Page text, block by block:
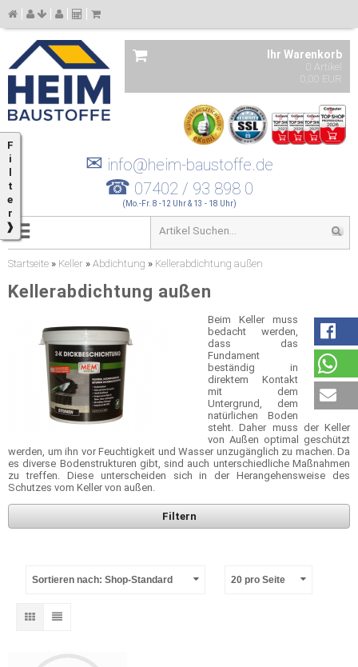
Ihr Warenkorb
0 Artikel
0,00 EUR
✉ info@heim-baustoffe.de
☎ 07402 / 93 898 0
(Mo.-Fr. 8 -12 Uhr & 13 - 18 Uhr)
Startseite » Keller » Abdichtung » Kellerabdichtung außen
Kellerabdichtung außen
Beim Keller muss
bedacht werden,
dass das
Fundament
beständig in
direktem Kontakt
mit dem
Untergrund, dem
natürlichen Boden
steht. Daher muss der Keller
von Außen optimal geschützt
werden, um ihn vor Feuchtigkeit und Wasser unzugänglich zu machen. Da
es diverse Bodenstrukturen gibt, sind auch unterschiedliche Maßnahmen
zu treffen. Diese unterscheiden sich in der Herangehensweise des
Schutzes vom Keller von außen.
Filtern
Sortieren nach: Shop-Standard 20 pro Seite
F
i
t
e
r
❱